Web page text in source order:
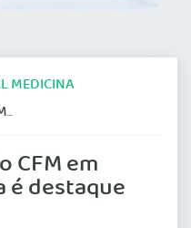
MEDICINA
CFM em
é destaque